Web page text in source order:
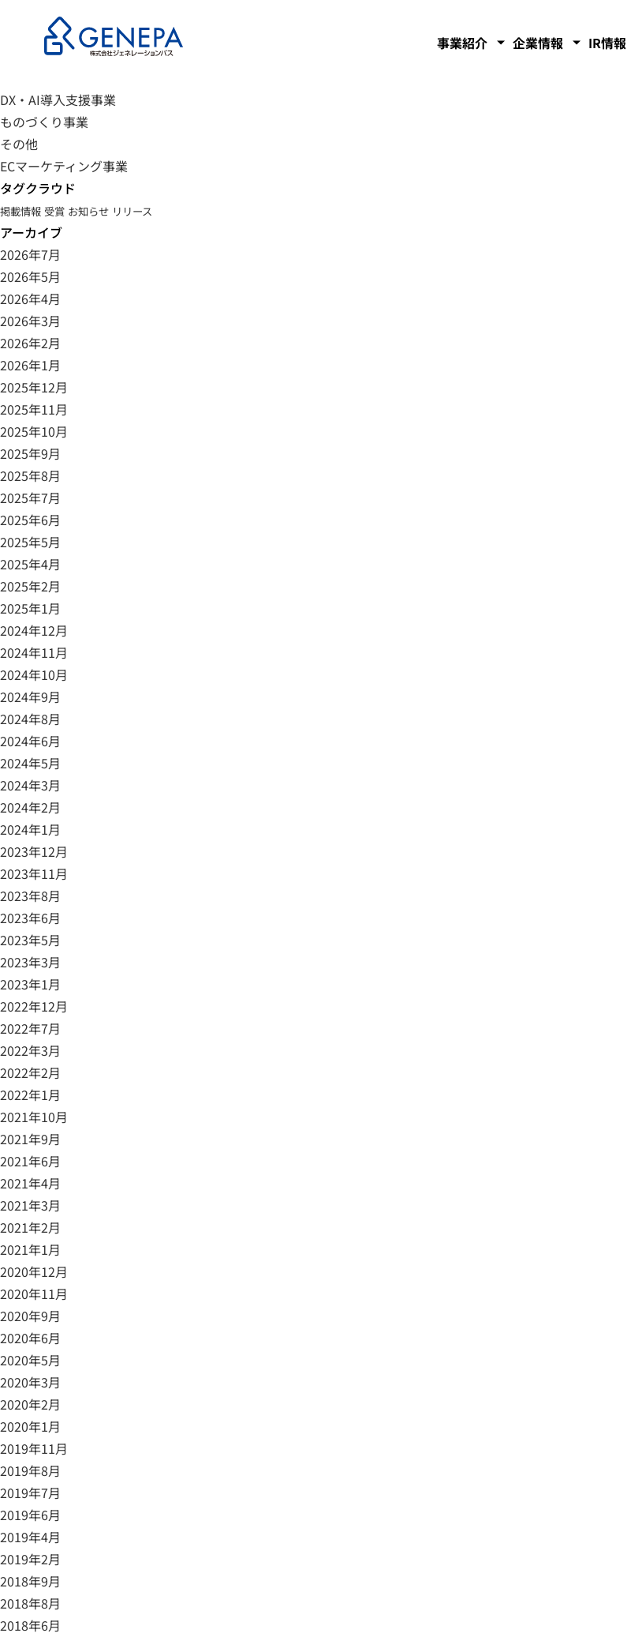
事業紹介 企業情報 IR情報
お知らせ
DX・AI導入支援事業
ものづくり事業
その他
ECマーケティング事業
タグクラウド
掲載情報 受賞 お知らせ リリース
アーカイブ
2026年7月
2026年5月
2026年4月
2026年3月
2026年2月
2026年1月
2025年12月
2025年11月
2025年10月
2025年9月
2025年8月
2025年7月
2025年6月
2025年5月
2025年4月
2025年2月
2025年1月
2024年12月
2024年11月
2024年10月
2024年9月
2024年8月
2024年6月
2024年5月
2024年3月
2024年2月
2024年1月
2023年12月
2023年11月
2023年8月
2023年6月
2023年5月
2023年3月
2023年1月
2022年12月
2022年7月
2022年3月
2022年2月
2022年1月
2021年10月
2021年9月
2021年6月
2021年4月
2021年3月
2021年2月
2021年1月
2020年12月
2020年11月
2020年9月
2020年6月
2020年5月
2020年3月
2020年2月
2020年1月
2019年11月
2019年8月
2019年7月
2019年6月
2019年4月
2019年2月
2018年9月
2018年8月
2018年6月